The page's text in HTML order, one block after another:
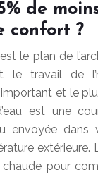
de
confort ?
le plan de
le travail de
et le
est une
envoyée dans
extérieure.
pour